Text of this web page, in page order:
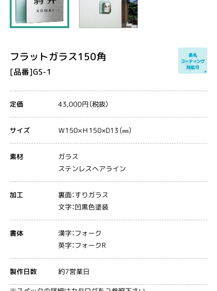
フラットガラス150角
[品番]GS-1
定価 43,000円（税抜）
サイズ Ｗ150×Ｈ150×D13（㎜）
素材 ガラス
ステンレスヘアライン
加工
裏面：すりガラス
文字：凹黒色塗装
書体 漢字：フォーク
英字：フォークR
製作日数 約7営業日